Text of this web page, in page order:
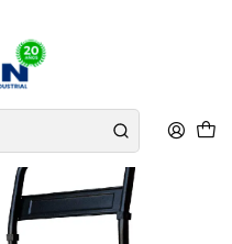
MANUALES
PLEGABLE 100 KG